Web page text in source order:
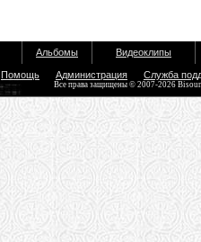
Альбомы Видеоклипы
Помощь Администрация Служба
Все права защищены © 2007-2026